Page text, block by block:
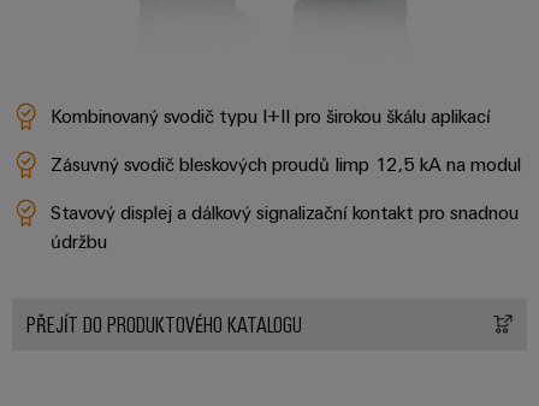
inovace
průmyslové
konektivity.
Kombinovaný svodič typu I+II pro širokou škálu aplikací
Zásuvný svodič bleskových proudů Iimp 12,5 kA na modul
Stavový displej a dálkový signalizační kontakt pro snadnou
údržbu
PŘEJÍT DO PRODUKTOVÉHO KATALOGU